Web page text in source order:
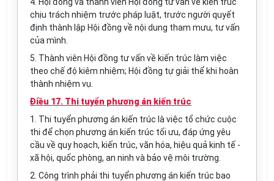
chịu trách nhiệm trước pháp luật, trước người quyết
định thành lập Hội đồng về nội dung tham mưu, tư vấn
của mình.
5. Thành viên Hội đồng tư vấn về kiến trúc làm việc
theo chế độ kiêm nhiệm; Hội đồng tự giải thể khi hoàn
thành nhiệm vụ.
Điều 17. Thi tuyển phương án kiến trúc
1. Thi tuyển phương án kiến trúc là việc tổ chức cuộc
thi để chọn phương án kiến trúc tối ưu, đáp ứng yêu
cầu về quy hoạch, kiến trúc, văn hóa, hiệu quả kinh tế -
xã hội, quốc phòng, an ninh và bảo vệ môi trường.
2. Công trình phải thi tuyển phương án kiến trúc bao